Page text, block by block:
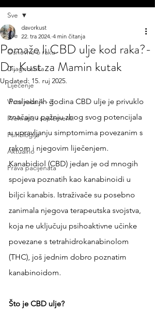
Sve
Osnovno o raku
Dijagnostika
Liječenje
Vrste raka A - Z
Prehrana i suplementi
Psihologija
Aktualno
Prava pacijenata
Sve
Pomaže li CBD ulje kod raka?-
Dr. Kust za Mamin kutak
davorkust
22. tra 2024. 4 min čitanja
Updated: 15. ruj 2025.
Posljednjih godina CBD ulje je privuklo
značajnu pažnju zbog svog potencijala
u upravljanju simptomima povezanim s
rakom i njegovim liječenjem.
Kanabidiol (CBD) jedan je od mnogih
spojeva poznatih kao kanabinoidi u
biljci kanabis. Istraživače su posebno
zanimala njegova terapeutska svojstva,
koja ne uključuju psihoaktivne učinke
povezane s tetrahidrokanabinolom
(THC), još jednim dobro poznatim
kanabinoidom.
Što je CBD ulje?